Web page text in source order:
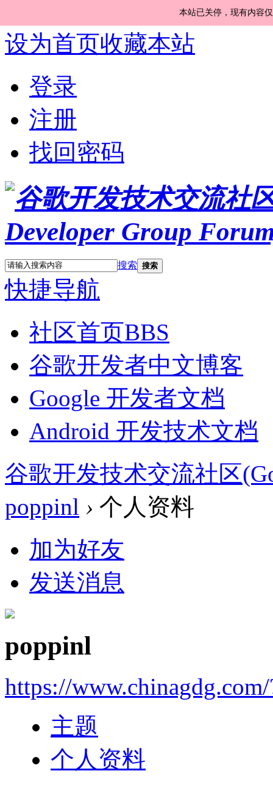
本站已关停，现有内容
设为首页收藏本站
登录
注册
找回密码
搜索 搜索
快捷导航
社区首页BBS
谷歌开发者中文博客
Google 开发者文档
Android 开发技术文档
谷歌开发技术交流社区
poppinl › 个人资料
加为好友
发送消息
poppinl
https://www.chinagdg.com/
主题
个人资料